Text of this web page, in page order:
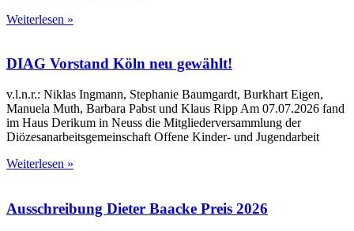
Weiterlesen »
DIAG Vorstand Köln neu gewählt!
v.l.n.r.: Niklas Ingmann, Stephanie Baumgardt, Burkhart Eigen,
Manuela Muth, Barbara Pabst und Klaus Ripp Am 07.07.2026 fand
im Haus Derikum in Neuss die Mitgliederversammlung der
Diözesanarbeitsgemeinschaft Offene Kinder- und Jugendarbeit
Weiterlesen »
Ausschreibung Dieter Baacke Preis 2026